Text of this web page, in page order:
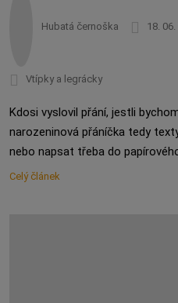
Hubatá černoška 18.
Vtípky a legrácky
Kdosi vyslovil přání, jestli
narozeninová přáníčka tedy
nebo napsat třeba do
Celý článek